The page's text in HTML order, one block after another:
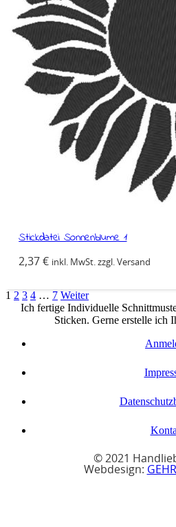
Stickdatei Sonnenblume 1
2,37€ inkl. MwSt. zzgl. Versand
1 2 3 4 … 7 Weiter
Ich fertige Individuelle
Sticken. Gerne erstelle ich
© 2021
Webdesign: